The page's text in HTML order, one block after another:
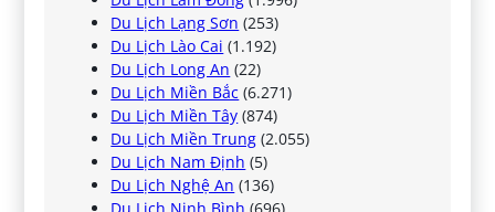
Du Lịch Lạng Sơn (253)
Du Lịch Lào Cai (1.192)
Du Lịch Long An (22)
Du Lịch Miền Bắc (6.271)
Du Lịch Miền Tây (874)
Du Lịch Miền Trung (2.055)
Du Lịch Nam Định (5)
Du Lịch Nghệ An (136)